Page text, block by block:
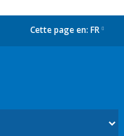
Cette page en: FR